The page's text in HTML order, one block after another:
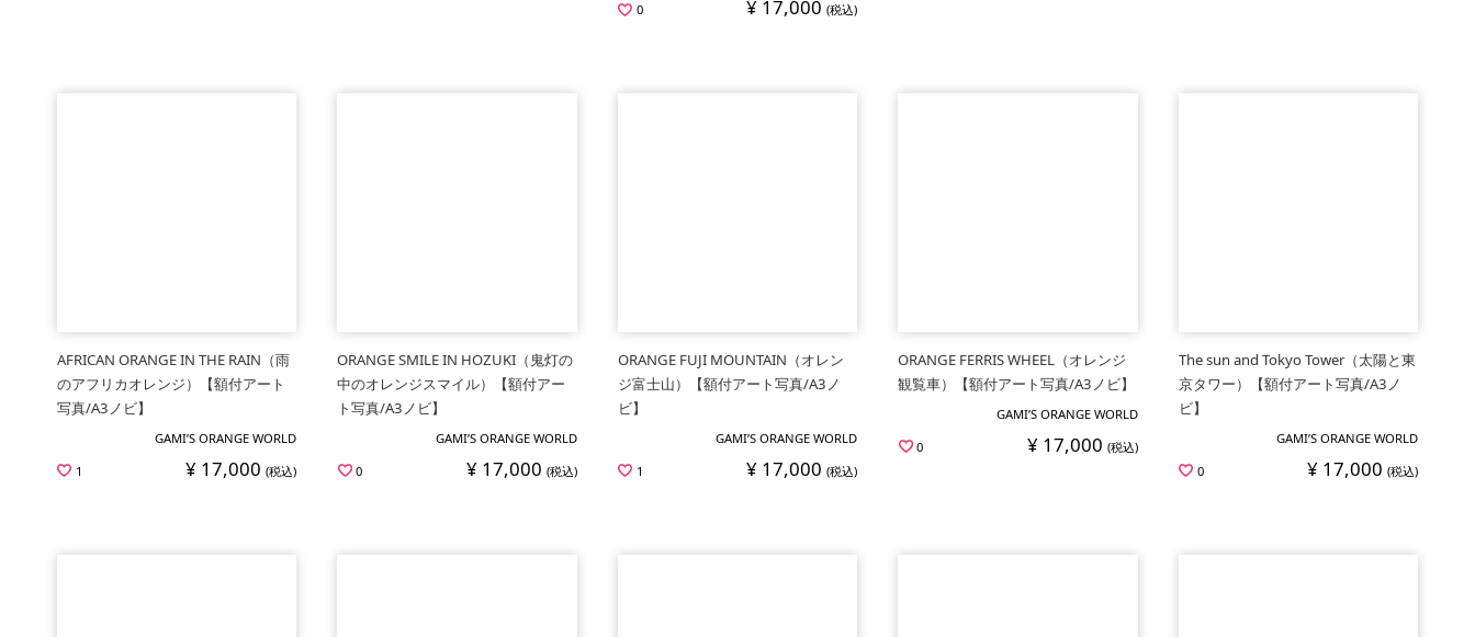
0
¥ 17,000(税込)
AFRICAN ORANGE IN THE RAIN（雨
のアフリカオレンジ）【額付アート
写真/A3ノビ】
GAMI’S ORANGE WORLD
1
¥ 17,000(税込)
ORANGE SMILE IN HOZUKI（鬼灯の
中のオレンジスマイル）【額付アー
ト写真/A3ノビ】
GAMI’S ORANGE WORLD
0
¥ 17,000 (税込)
ORANGE FUJI MOUNTAIN（オレン
ジ富士山）【額付アート写真/A3ノ
ビ】
GAMI’S ORANGE WORLD
1
¥ 17,000(税込)
ORANGE FERRIS WHEEL（オレンジ
観覧車）【額付アート写真/A3ノビ】
GAMI’S ORANGE WORLD
0
¥ 17,000 (税込)
The sun and Tokyo Tower（太陽と東
京タワー）【額付アート写真/A3ノ
ビ】
GAMI’S ORANGE WORLD
0
¥ 17,000 (税込)